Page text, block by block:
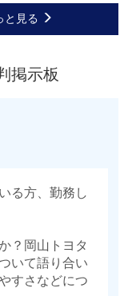
と見る
掲示板
る方、勤務し
？岡山トヨタ
いて語り合い
すさなどにつ